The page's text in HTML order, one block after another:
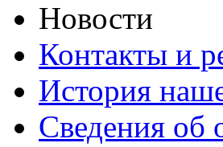
Новости
Контакты и
История
Сведения об